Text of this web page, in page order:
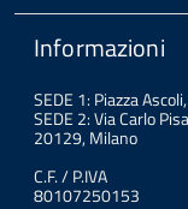
Informazioni
SEDE 1: Piazza
SEDE 2: Via Carlo
20129, Milano
C.F. / P.IVA
80107250153